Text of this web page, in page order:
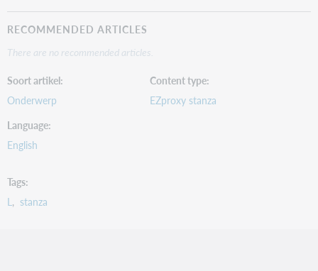
RECOMMENDED ARTICLES
There are no recommended articles.
Soort artikel
Onderwerp
Content type
EZproxy stanza
Language
English
Tags
L
stanza